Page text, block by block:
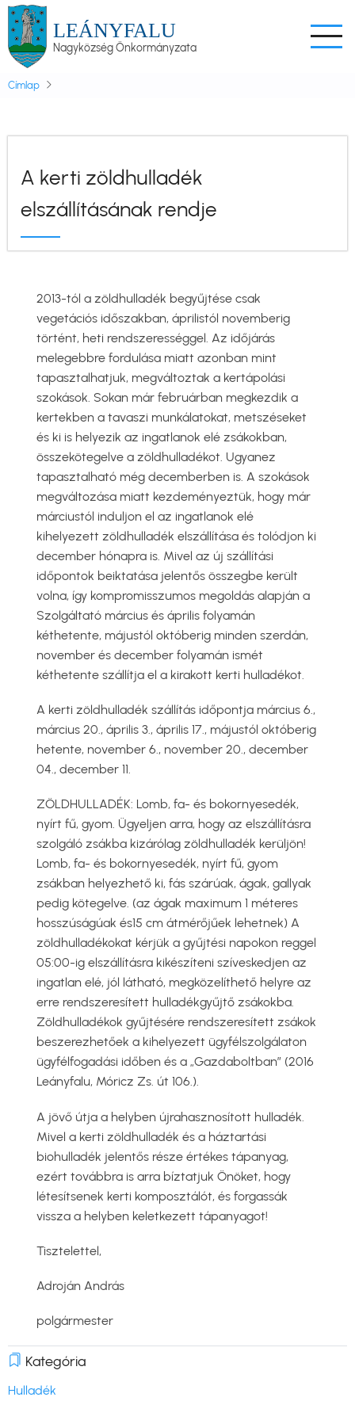
Ugrás
tartalomra
LEÁNYFALU
Nagyközség Önkormányzata
Címlap
A kerti zöldhulladék
elszállításának rendje
2013-tól a zöldhulladék begyűjtése csak
vegetációs időszakban, áprilistól novemberig
történt, heti rendszerességgel. Az időjárás
melegebbre fordulása miatt azonban mint
tapasztalhatjuk, megváltoztak a kertápolási
szokások. Sokan már februárban megkezdik a
kertekben a tavaszi munkálatokat, metszéseket
és ki is helyezik az ingatlanok elé zsákokban,
összekötegelve a zöldhulladékot. Ugyanez
tapasztalható még decemberben is. A szokások
megváltozása miatt kezdeményeztük, hogy már
márciustól induljon el az ingatlanok elé
kihelyezett zöldhulladék elszállítása és tolódjon ki
december hónapra is. Mivel az új szállítási
időpontok beiktatása jelentős összegbe került
volna, így kompromisszumos megoldás alapján a
Szolgáltató március és április folyamán
kéthetente, májustól októberig minden szerdán,
november és december folyamán ismét
kéthetente szállítja el a kirakott kerti hulladékot.
A kerti zöldhulladék szállítás időpontja március 6.,
március 20., április 3., április 17., májustól októberig
hetente, november 6., november 20., december
04., december 11.
ZÖLDHULLADÉK: Lomb, fa- és bokornyesedék,
nyírt fű, gyom. Ügyeljen arra, hogy az elszállításra
szolgáló zsákba kizárólag zöldhulladék kerüljön!
Lomb, fa- és bokornyesedék, nyírt fű, gyom
zsákban helyezhető ki, fás szárúak, ágak, gallyak
pedig kötegelve. (az ágak maximum 1 méteres
hosszúságúak és15 cm átmérőjűek lehetnek) A
zöldhulladékokat kérjük a gyűjtési napokon reggel
05:00-ig elszállításra kikészíteni szíveskedjen az
ingatlan elé, jól látható, megközelíthető helyre az
erre rendszeresített hulladékgyűjtő zsákokba.
Zöldhulladékok gyűjtésére rendszeresített zsákok
beszerezhetőek a kihelyezett ügyfélszolgálaton
ügyfélfogadási időben és a „Gazdaboltban” (2016
Leányfalu, Móricz Zs. út 106.).
A jövő útja a helyben újrahasznosított hulladék.
Mivel a kerti zöldhulladék és a háztartási
biohulladék jelentős része értékes tápanyag,
ezért továbbra is arra bíztatjuk Önöket, hogy
létesítsenek kerti komposztálót, és forgassák
vissza a helyben keletkezett tápanyagot!
Tisztelettel,
Adroján András
polgármester
Kategória
Hulladék